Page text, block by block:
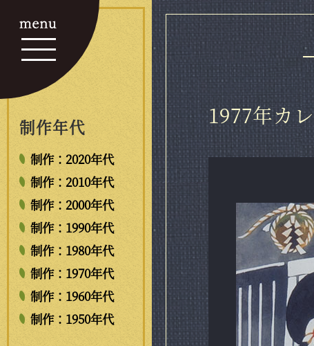
制作年代
制作：2020年代
制作：2010年代
制作：2000年代
制作：1990年代
制作：1980年代
制作：1970年代
制作：1960年代
制作：1950年代
1977年カ